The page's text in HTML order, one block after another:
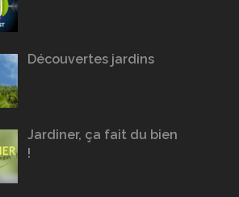
Découvertes jardins
Jardiner, ça fait du bien
!